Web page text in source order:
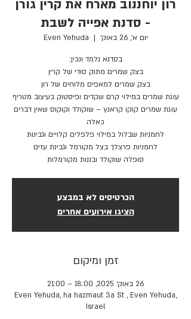
רון יוחננוב מארח את קרין גורן
- סדנת אפייה לשבת
יום א׳, 26 באוק׳
  |
Even Yehuda
עוגת שמרים קוקו קראנץ – שוקולד וקוקוס שאין דברים
סופלה שוקולד ובננות מקורמלות
הכרטיסים לא במבצע
הציגו אירועים אחרים
זמן ומיקום
26 באוק׳ 2025, 18:00 – 21:00
Even Yehuda, ha hazmaut 3a St , Even Yehuda,
Israel